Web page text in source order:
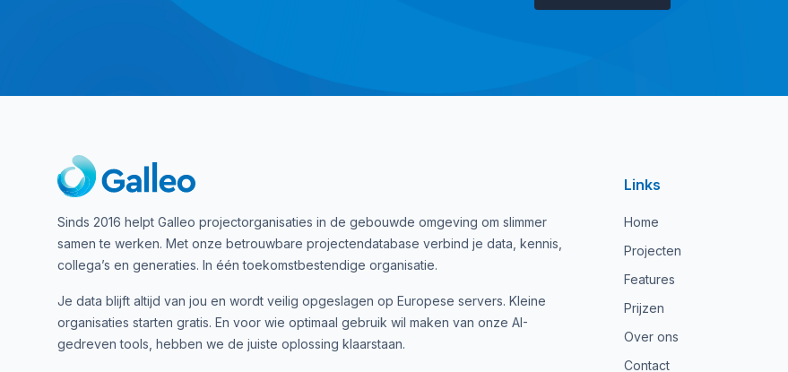
Sinds 2016 helpt Galleo projectorganisaties in de gebouwde omgeving om slimmer
samen te werken. Met onze betrouwbare projectendatabase verbind je data, kennis,
collega’s en generaties. In één toekomstbestendige organisatie.
Je data blijft altijd van jou en wordt veilig opgeslagen op Europese servers. Kleine
organisaties starten gratis. En voor wie optimaal gebruik wil maken van onze AI-
gedreven tools, hebben we de juiste oplossing klaarstaan.
Links
Home
Projecten
Features
Prijzen
Over ons
Contact